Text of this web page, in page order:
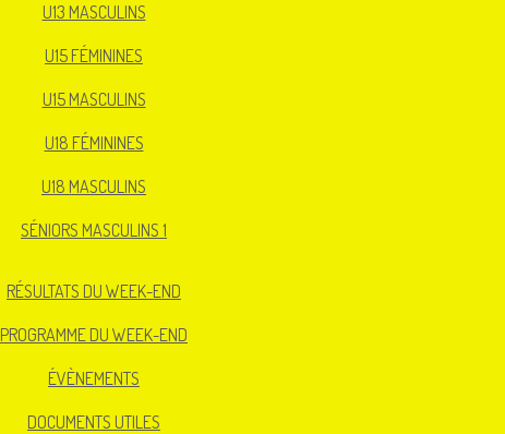
U13 MASCULINS
U15 FÉMININES
U15 MASCULINS
U18 FÉMININES
U18 MASCULINS
SÉNIORS MASCULINS 1
RÉSULTATS DU WEEK-END
PROGRAMME DU WEEK-END
ÉVÈNEMENTS
DOCUMENTS UTILES